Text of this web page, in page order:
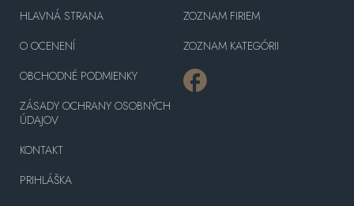
HLAVNÁ STRANA
O OCENENÍ
OBCHODNÉ PODMIENKY
ZÁSADY OCHRANY OSOBNÝCH
ÚDAJOV
KONTAKT
PRIHLÁŠKA
ZOZNAM FIRIEM
ZOZNAM KATEGÓRII